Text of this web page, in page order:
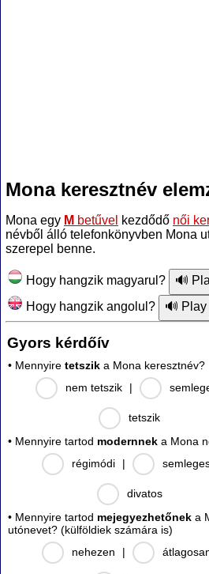
Mona keresztnév
Mona egy M betűvel kezdődő női
névből álló telefonkönyvben Mona
szerepel benne.
Hogy hangzik magyarul?
Hogy hangzik angolul?
Gyors kérdőív
• Mennyire tetszik a Mona keresztnév?
nem tetszik
|
tetszik
• Mennyire tartod modernnek a Mona
régimódi
|
divatos
• Mennyire tartod mejegyezhetőnek a
utónevet? (külföldiek számára is)
nehezen
|